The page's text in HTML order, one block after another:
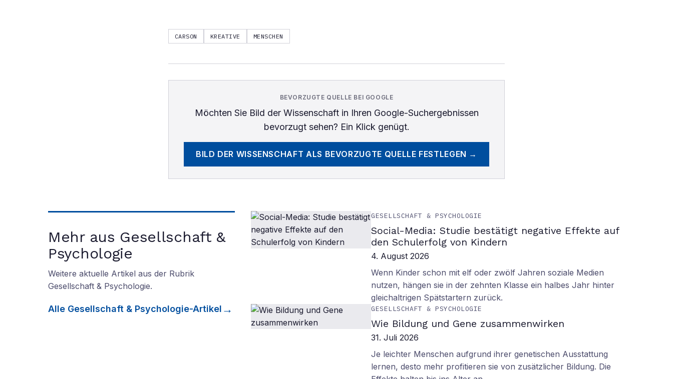
CARSON KREATIVE MENSCHEN
BEVORZUGTE QUELLE BEI GOOGLE
Möchten Sie Bild der Wissenschaftin Ihren Google-Suchergebnissen
bevorzugt sehen? Ein Klick genügt.
BILD DER WISSENSCHAFT ALS BEVORZUGTE QUELLE FESTLEGEN →
Mehr aus Gesellschaft &
Psychologie
Weitere aktuelle Artikel aus der Rubrik
Gesellschaft & Psychologie.
Alle Gesellschaft & Psychologie-Artikel
GESELLSCHAFT & PSYCHOLOGIE
Social-Media: Studie bestätigt negative Effekte auf
den Schulerfolg von Kindern
4. August 2026
Wenn Kinder schon mit elf oder zwölf Jahren soziale Medien
nutzen, hängen sie in der zehnten Klasse ein halbes Jahr hinter
gleichaltrigen Spätstartern zurück.
GESELLSCHAFT & PSYCHOLOGIE
Wie Bildung und Gene zusammenwirken
31. Juli 2026
Je leichter Menschen aufgrund ihrer genetischen Ausstattung
lernen, desto mehr profitieren sie von zusätzlicher Bildung. Die